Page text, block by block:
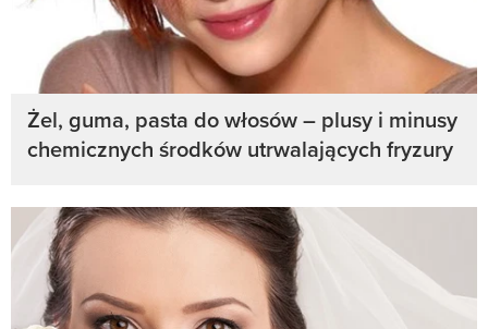
Żel, guma, pasta do włosów – plusy i minusy
chemicznych środków utrwalających fryzury